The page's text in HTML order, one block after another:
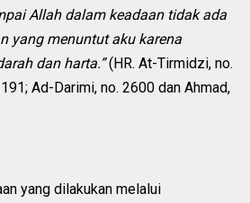
Allah dalam keadaan tidak ada
yang menuntut aku karena
dan harta.”(HR. At-Tirmidzi, no.
Ad-Darimi, no. 2600 dan Ahmad,
yang dilakukan melalui